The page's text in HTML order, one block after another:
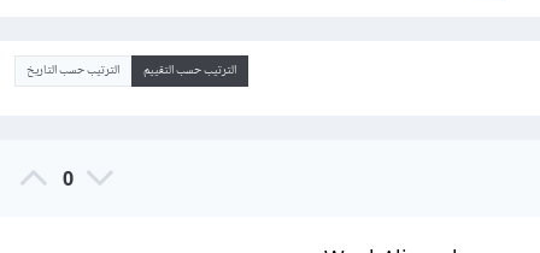
الترتيب حسب التقييم الترتيب حسب التاريخ
0